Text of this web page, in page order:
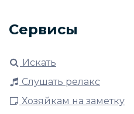
Сервисы
Искать
Слушать релакс
Хозяйкам на заметку